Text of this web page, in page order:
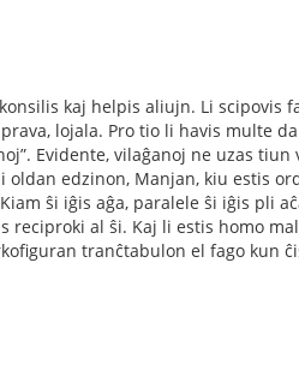
kaj helpis aliujn. Li
lojala. Pro tio li havis multe
Evidente, vilaĝanoj ne uzas
oldan edzinon, Manjan, kiu estis
ŝi iĝis aĝa, paralele ŝi iĝis pli
al ŝi. Kaj li estis homo
tranĉtabulon el fago kun